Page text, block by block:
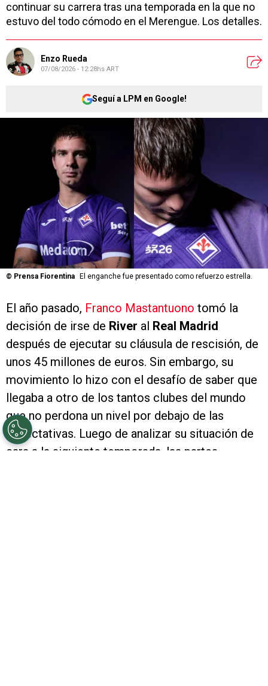
continuar su carrera tras una temporada en la que no
estuvo del todo cómodo en el Merengue. Los detalles.
Enzo Rueda
07/08/2026 - 12:28hs ART
Seguí a LPM en Google!
© Prensa Fiorentina El enganche fue presentado como refuerzo estrella.
El año pasado, Franco Mastantuono tomó la
decisión de irse de River al Real Madrid
después de ejecutar su cláusula de rescisión, de
unos 45 millones de euros. Sin embargo, su
movimiento lo hizo con el desafío de saber que
llegaba a otro de los tantos clubes del mundo
que no perdona un nivel por debajo de las
expectativas. Luego de analizar su situación de
cara a la siguiente temporada, las partes